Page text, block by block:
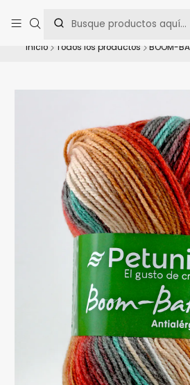
una asesoría personalizada.
Inicio Todos los productos BOOM-